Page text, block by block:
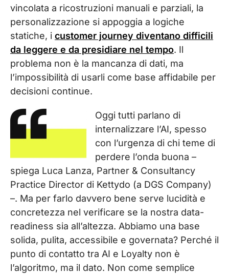
vincolata a ricostruzioni manuali e parziali, la
personalizzazione si appoggia a logiche
statiche, i customer journey diventano difficili
da leggere e da presidiare nel tempo. Il
problema non è la mancanza di dati, ma
l’impossibilità di usarli come base affidabile per
decisioni continue.
Oggi tutti parlano di
internalizzare l’AI, spesso
con l’urgenza di chi teme di
perdere l’onda buona –
spiega Luca Lanza, Partner & Consultancy
Practice Director di Kettydo (a DGS Company)
–. Ma per farlo davvero bene serve lucidità e
concretezza nel verificare se la nostra data-
readiness sia all’altezza. Abbiamo una base
solida, pulita, accessibile e governata? Perché il
punto di contatto tra AI e Loyalty non è
l’algoritmo, ma il dato. Non come semplice